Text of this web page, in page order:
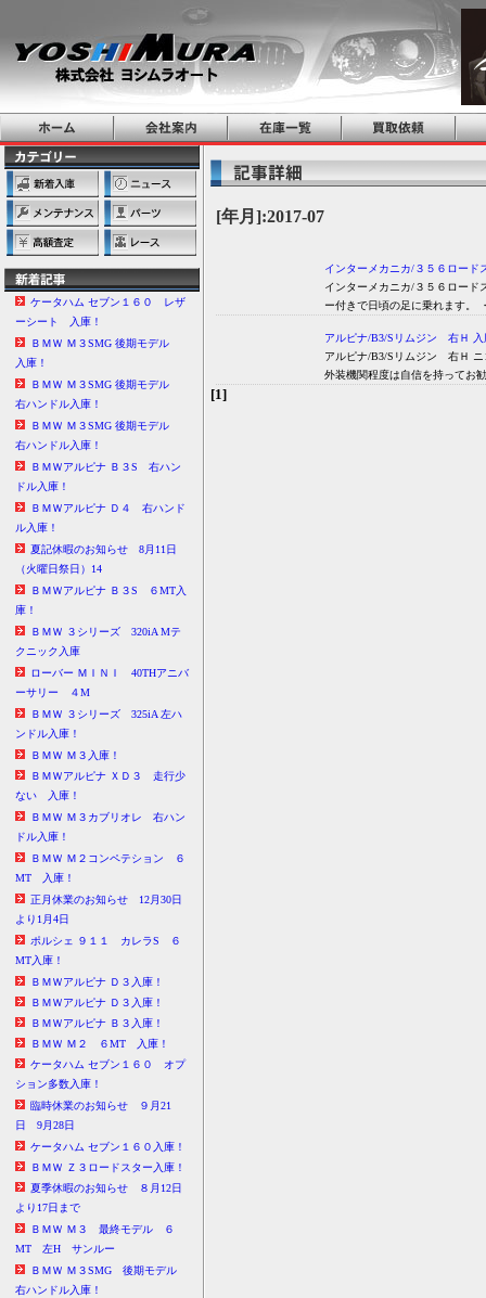
ケータハム セブン１６０ レザ
ーシート 入庫！
ＢＭＷ Ｍ３SMG 後期モデル
入庫！
ＢＭＷ Ｍ３SMG 後期モデル
右ハンドル入庫！
ＢＭＷ Ｍ３SMG 後期モデル
右ハンドル入庫！
ＢＭＷアルピナ Ｂ３S 右ハン
ドル入庫！
ＢＭＷアルピナ Ｄ４ 右ハンド
ル入庫！
夏記休暇のお知らせ 8月11日
（火曜日祭日）14
ＢＭＷアルピナ Ｂ３S ６MT入
庫！
ＢＭＷ ３シリーズ 320iA Mテ
クニック入庫
ローバー ＭＩＮＩ 40THアニバ
ーサリー ４M
ＢＭＷ ３シリーズ 325iA 左ハ
ンドル入庫！
ＢＭＷ Ｍ３入庫！
ＢＭＷアルピナ ＸＤ３ 走行少
ない 入庫！
ＢＭＷ Ｍ３カブリオレ 右ハン
ドル入庫！
ＢＭＷ Ｍ２コンペテション ６
MT 入庫！
正月休業のお知らせ 12月30日
より1月4日
ポルシェ ９１１ カレラS ６
MT入庫！
ＢＭＷアルピナ Ｄ３入庫！
ＢＭＷアルピナ Ｄ３入庫！
ＢＭＷアルピナ Ｂ３入庫！
ＢＭＷ Ｍ２ ６MT 入庫！
ケータハム セブン１６０ オプ
ション多数入庫！
臨時休業のお知らせ ９月21
日 9月28日
ケータハム セブン１６０入庫！
ＢＭＷ Ｚ３ロードスター入庫！
夏季休暇のお知らせ ８月12日
より17日まで
ＢＭＷ Ｍ３ 最終モデル ６
MT 左H サンルー
ＢＭＷ Ｍ３SMG 後期モデル
右ハンドル入庫！
[年月]:2017-07
インターメカニカ/３５６ロード
インターメカニカ/３５６ロー
ー付きで日頃の足に乗れます。
アルピナ/B3/Sリムジン 右Ｈ 入
アルピナ/B3/Sリムジン 右Ｈ
外装機関程度は自信を持ってお
[1]